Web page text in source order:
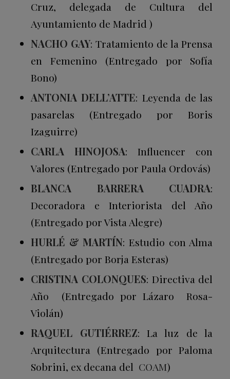
Cruz, delegada de Cultura del
Ayuntamiento de Madrid )
NACHO GAY: Tratamiento de la Prensa
en Femenino (Entregado por Sofía
Bono)
ANTONIA DELL’ATTE: Leyenda de las
pasarelas (Entregado por Boris
Izaguirre)
CARLA HINOJOSA:Influencer con
Valores (Entregado por Paula Ordovás)
BLANCA BARRERA CUADRA:
Decoradora e Interiorista del Año
(Entregado por Vista Alegre)
HURLÉ & MARTÍN: Estudio con Alma
(Entregado por Borja Esteras)
CRISTINA COLONQUES: Directiva del
Año (Entregado por Lázaro Rosa-
Violán)
RAQUEL GUTIÉRREZ: La luz de la
Arquitectura (Entregado por Paloma
Sobrini, ex decana del COAM)